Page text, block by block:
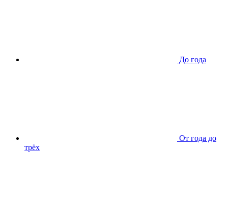
До года
От года до
трёх